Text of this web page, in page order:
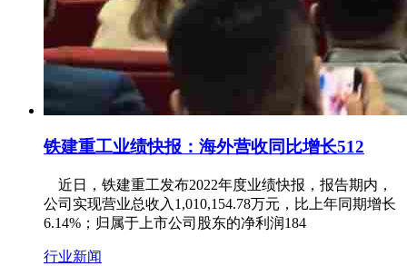
铁建重工业绩快报：海外营收同比增长512
近日，铁建重工发布2022年度业绩快报，报告期内，
公司实现营业总收入1,010,154.78万元，比上年同期增长
6.14%；归属于上市公司股东的净利润184
行业新闻